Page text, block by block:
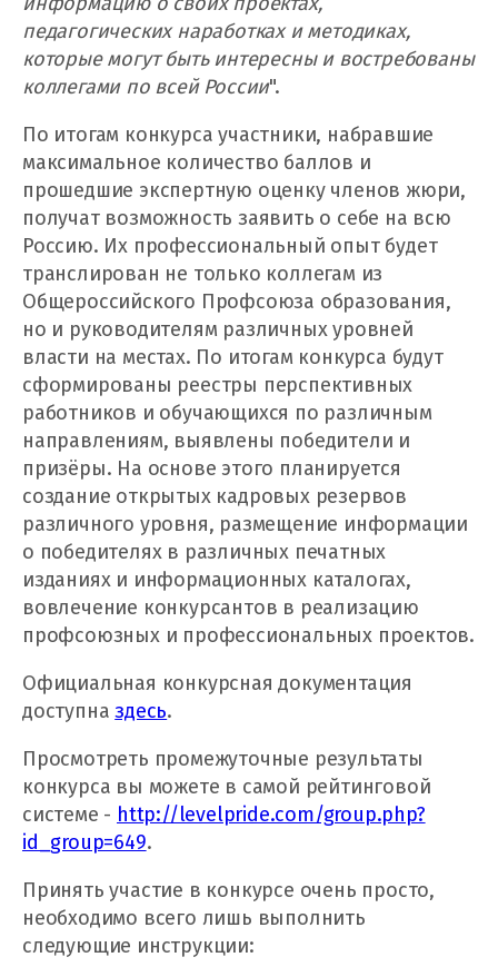
педагогических наработках и методиках,
которые могут быть интересны и востребованы
коллегами по всей России".
По итогам конкурса участники, набравшие
максимальное количество баллов и
прошедшие экспертную оценку членов жюри,
получат возможность заявить о себе на всю
Россию. Их профессиональный опыт будет
транслирован не только коллегам из
Общероссийского Профсоюза образования,
но и руководителям различных уровней
власти на местах. По итогам конкурса будут
сформированы реестры перспективных
работников и обучающихся по различным
направлениям, выявлены победители и
призёры. На основе этого планируется
создание открытых кадровых резервов
различного уровня, размещение информации
о победителях в различных печатных
изданиях и информационных каталогах,
вовлечение конкурсантов в реализацию
профсоюзных и профессиональных проектов.
Официальная конкурсная документация
доступназдесь.
Просмотреть промежуточные результаты
конкурса вы можете в самой рейтинговой
системе - http://levelpride.com/group.php?
id_group=649.
Принять участие в конкурсе очень просто,
необходимо всего лишь выполнить
следующие инструкции: